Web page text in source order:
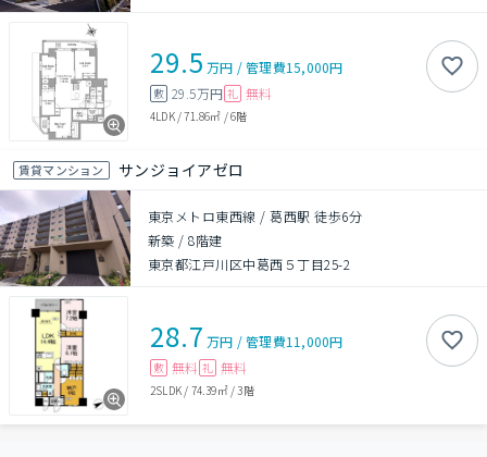
29.5 万円 /管理費15,000円
敷 29.5万円 礼 無料
4LDK/71.86㎡ /6階
賃貸マンション サンジョイアゼロ
東京メトロ東西線 / 葛西駅 徒歩6分
新築 /8階建
東京都江戸川区中葛西５丁目25-2
28.7 万円 /管理費11,000円
敷 無料 礼 無料
2SLDK / 74.39㎡/3階